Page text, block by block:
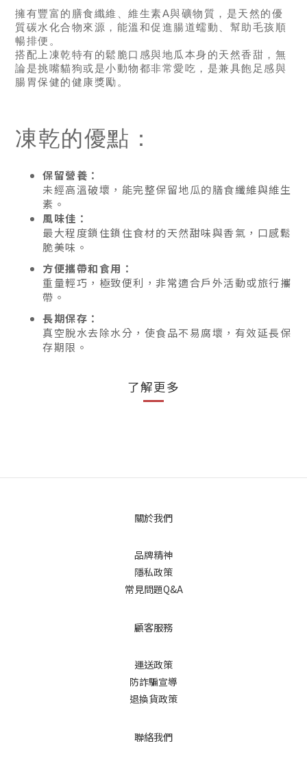
擁有豐富的膳食纖維、維生素A與礦物質，是天然的優
質碳水化合物來源，能溫和促進腸道蠕動、幫助毛孩順
暢排便。
搭配上凍乾特有的鬆脆口感與地瓜本身的天然香甜，無
論是挑嘴貓狗或是小動物都非常愛吃，是兼具飽足感與
腸胃保健的健康獎勵。
凍乾的優點：
保留營養：
未經高溫破壞，能完整保留地瓜的膳食纖維與維生
素。
風味佳：
最大程度鎖住鎖住食材的天然甜味與香氣，口感鬆
脆美味。
方便攜帶和食用：
重量輕巧，極致便利，非常適合戶外活動或旅行攜
帶。
長期保存：
真空脫水去除水分，使食品不易腐壞，有效延長保
存期限。​​​​​​
了解更多
關於我們
品牌精神
隱私政策
常見問題Q&A
顧客服務
運送政策
防詐騙宣導
退換貨政策
聯絡我們